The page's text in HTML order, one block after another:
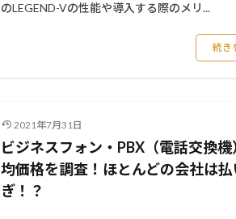
のLEGEND-Vの性能や導入する際のメリ...
続き
2021年7月31日
ビジネスフォン・PBX（電話交換
均価格を調査！ほとんどの会社は払
ぎ！？